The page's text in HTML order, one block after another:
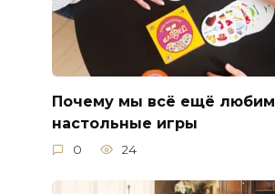
Почему мы всё ещё любим
настольные игры
0 24